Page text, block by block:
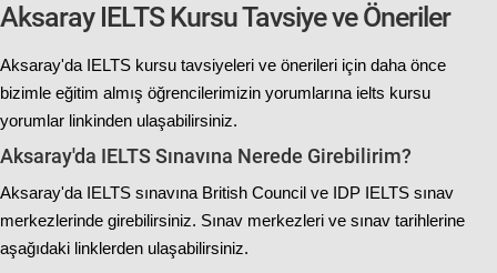
Aksaray IELTS Kursu Tavsiye ve Öneriler
Aksaray'da IELTS kursu tavsiyeleri ve önerileri için daha önce
bizimle eğitim almış öğrencilerimizin yorumlarına ielts kursu
yorumlar linkinden ulaşabilirsiniz.
Aksaray'da IELTS Sınavına Nerede Girebilirim?
Aksaray'da IELTS sınavına British Council ve IDP IELTS sınav
merkezlerinde girebilirsiniz. Sınav merkezleri ve sınav tarihlerine
aşağıdaki linklerden ulaşabilirsiniz.